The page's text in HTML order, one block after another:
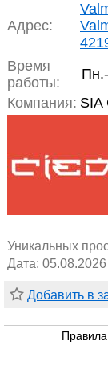
Адрес:
Время
работы:
Компания: SIA
Уникальных
Дата:
Добавить в
Правила